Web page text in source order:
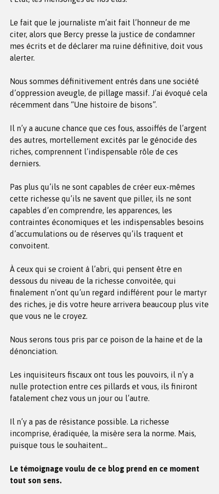
Le fait que le journaliste m’ait fait l’honneur de me
citer, alors que Bercy presse la justice de condamner
mes écrits et de déclarer ma ruine définitive, doit vous
alerter.
Nous sommes définitivement entrés dans une société
d’oppression aveugle, de pillage massif. J’ai évoqué cela
récemment dans “Une histoire de bisons”.
Il n’y a aucune chance que ces fous, assoiffés de l’argent
des autres, mortellement excités par le génocide des
riches, comprennent l’indispensable rôle de ces
derniers.
Pas plus qu’ils ne sont capables de créer eux-mêmes
cette richesse qu’ils ne savent que piller, ils ne sont
capables d’en comprendre, les apparences, les
contraintes économiques et les indispensables besoins
d’accumulations ou de réserves qu’ils traquent et
convoitent.
À ceux qui se croient à l’abri, qui pensent être en
dessous du niveau de la richesse convoitée, qui
finalement n’ont qu’un regard indifférent pour le martyr
des riches, je dis votre heure arrivera beaucoup plus vite
que vous ne le croyez.
Nous serons tous pris par ce poison de la haine et de la
dénonciation.
Les inquisiteurs fiscaux ont tous les pouvoirs, il n’y a
nulle protection entre ces pillards et vous, ils finiront
fatalement chez vous un jour ou l’autre.
Il n’y a pas de résistance possible. La richesse
incomprise, éradiquée, la misère sera la norme. Mais,
puisque tous le souhaitent…
Le témoignage voulu de ce blog prend en ce moment
tout son sens.